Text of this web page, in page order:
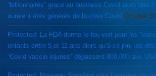
“billionnaires” grace au business Covid alors que
auraient étés générés de la crise Covid October
Protected: La FDA donne le feu vert pour les
enfants entre 5 et 11 ans alors qu’à ce jour les
“Covid vaccin injuries” dépassent 800,000 aux